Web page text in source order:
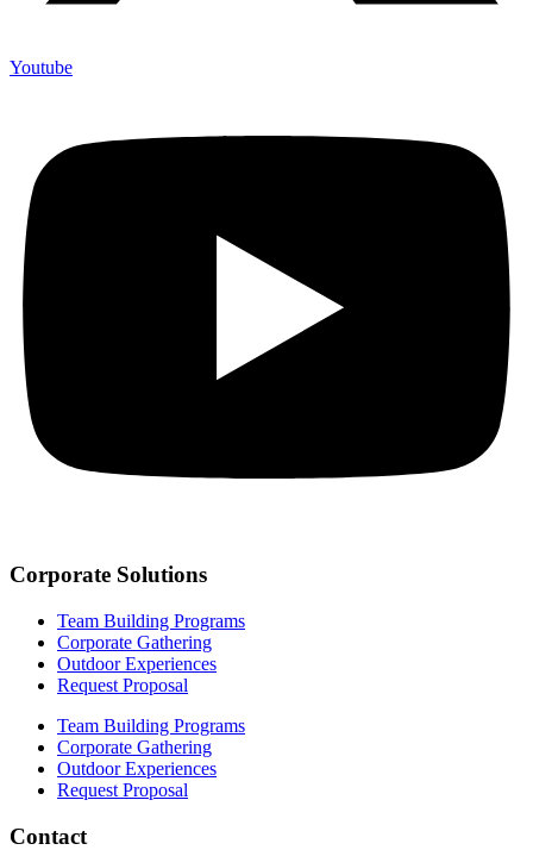
Youtube
Corporate Solutions
Team Building Programs
Corporate Gathering
Outdoor Experiences
Request Proposal
Team Building Programs
Corporate Gathering
Outdoor Experiences
Request Proposal
Contact